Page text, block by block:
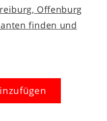
Offenburg
finden und